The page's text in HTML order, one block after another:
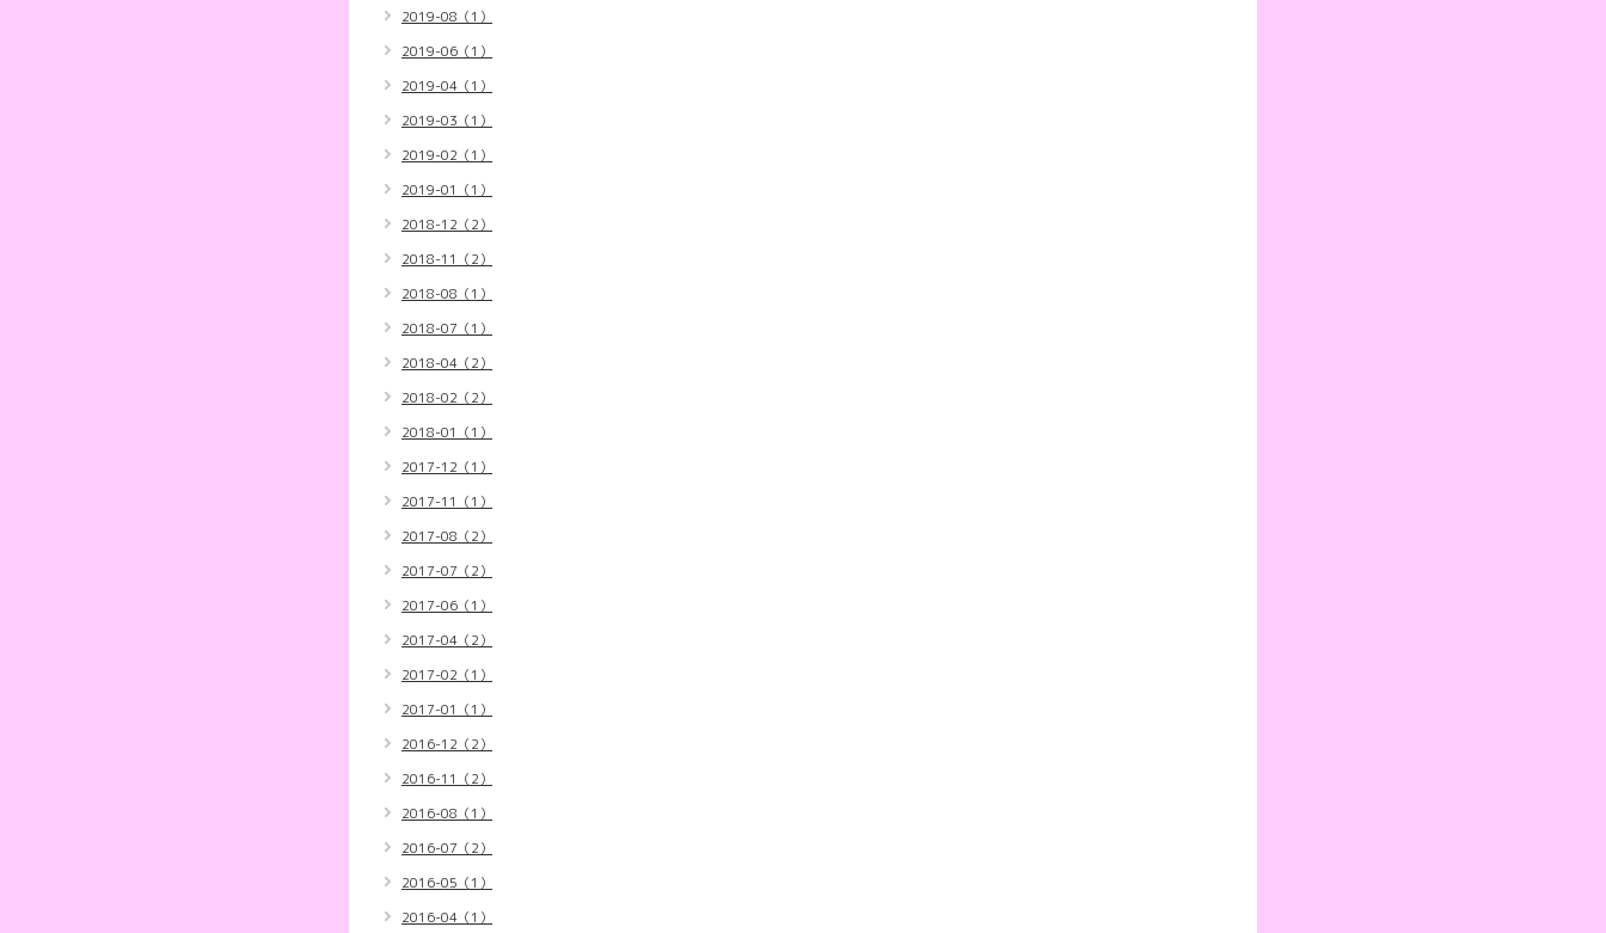
2019-08（1）
2019-06（1）
2019-04（1）
2019-03（1）
2019-02（1）
2019-01（1）
2018-12（2）
2018-11（2）
2018-08（1）
2018-07（1）
2018-04（2）
2018-02（2）
2018-01（1）
2017-12（1）
2017-11（1）
2017-08（2）
2017-07（2）
2017-06（1）
2017-04（2）
2017-02（1）
2017-01（1）
2016-12（2）
2016-11（2）
2016-08（1）
2016-07（2）
2016-05（1）
2016-04（1）